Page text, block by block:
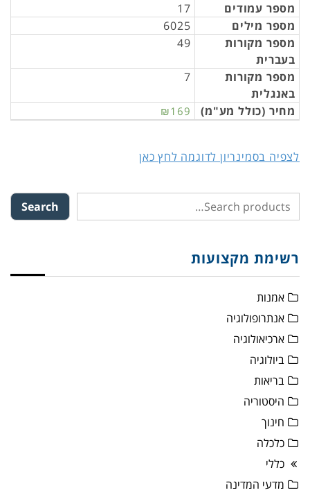
מספר עמודים
17
מספר מילים
6025
מספר מקורות
בעברית
49
מספר מקורות
באנגלית
7
מחיר (כולל מע"מ) ₪169
לצפיה בסמינריון לדוגמה לחץ כאן
Search
רשימת מקצועות
אמנות
אנתרופולוגיה
ארכיאולוגיה
ביולוגיה
בריאות
היסטוריה
חינוך
כלכלה
כללי
מדעי המדינה